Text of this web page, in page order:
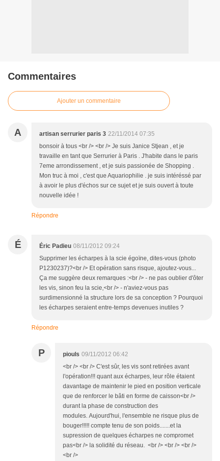
Commentaires
Ajouter un commentaire
A artisan serrurier paris 3 22/11/2014 07:35
bonsoir à tous <br /> <br /> Je suis Janice Stjean , et je
travaille en tant que Serrurier à Paris . J'habite dans le paris
7eme arrondissement , et je suis passionée de Shopping .
Mon truc à moi , c'est que Aquariophilie . je suis intéréssé par
à avoir le plus d'échos sur ce sujet et je suis ouvert à toute
nouvelle idée !
Répondre
É Éric Padieu 08/11/2012 09:24
Supprimer les écharpes à la scie égoïne, dites-vous (photo
P1230237)?<br /> Et opération sans risque, ajoutez-vous...
Ça me suggère deux remarques :<br /> - ne pas oublier d'ôter
les vis, sinon feu la scie,<br /> - n'aviez-vous pas
surdimensionné la structure lors de sa conception ? Pourquoi
les écharpes seraient entre-temps devenues inutiles ?
Répondre
P piouls 09/11/2012 06:42
<br /> <br /> C'est sûr, les vis sont retirées avant
l'opération!!! quant aux écharpes, leur rôle étaient
davantage de maintenir le pied en position verticale
que de renforcer le bâti en forme de caisson<br />
durant la phase de construction des
modules. Aujourd'hui, l'ensemble ne risque plus de
bouger!!!!! compte tenu de son poids.......et la
supression de quelques écharpes ne compromet
pas<br /> la solidité du réseau. <br /> <br /> <br />
<br />